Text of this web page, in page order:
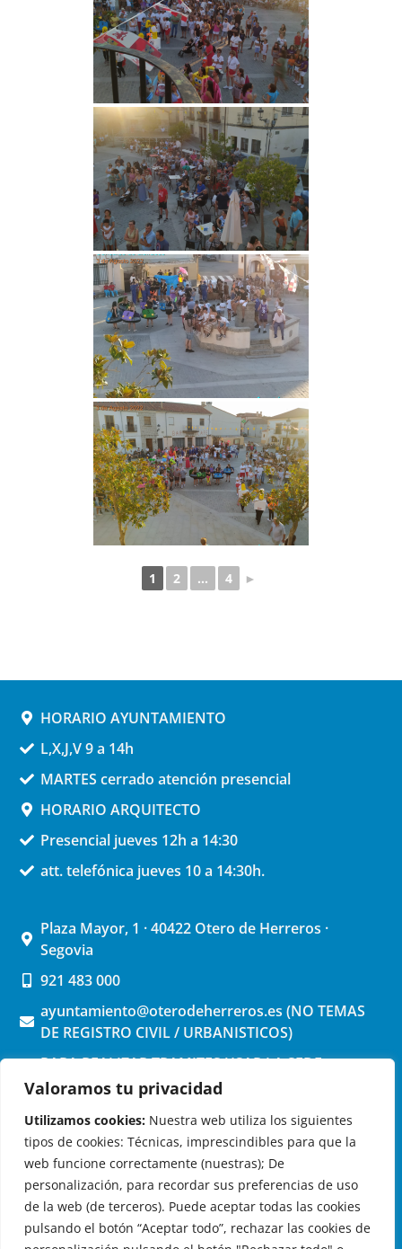
Valoramos tu privacidad
Utilizamos cookies: Nuestra web utiliza los siguientes
tipos de cookies: Técnicas, imprescindibles para que la
web funcione correctamente (nuestras); De
personalización, para recordar sus preferencias de uso
de la web (de terceros). Puede aceptar todas las cookies
pulsando el botón “Aceptar todo”, rechazar las cookies de
1 2 ... 4 ►
HORARIO AYUNTAMIENTO
L,X,J,V 9 a 14h
MARTES cerrado atención presencial
HORARIO ARQUITECTO
Presencial jueves 12h a 14:30
att. telefónica jueves 10 a 14:30h.
Plaza Mayor, 1 · 40422 Otero de Herreros ·
Segovia
921 483 000
ayuntamiento@oterodeherreros.es (NO TEMAS
DE REGISTRO CIVIL / URBANISTICOS)
PARA REALIZAR TRAMITES USAR LA SEDE
ELECTRONICA (pinchar aquí)
OTERO DE HERREROS EN LAS REDES